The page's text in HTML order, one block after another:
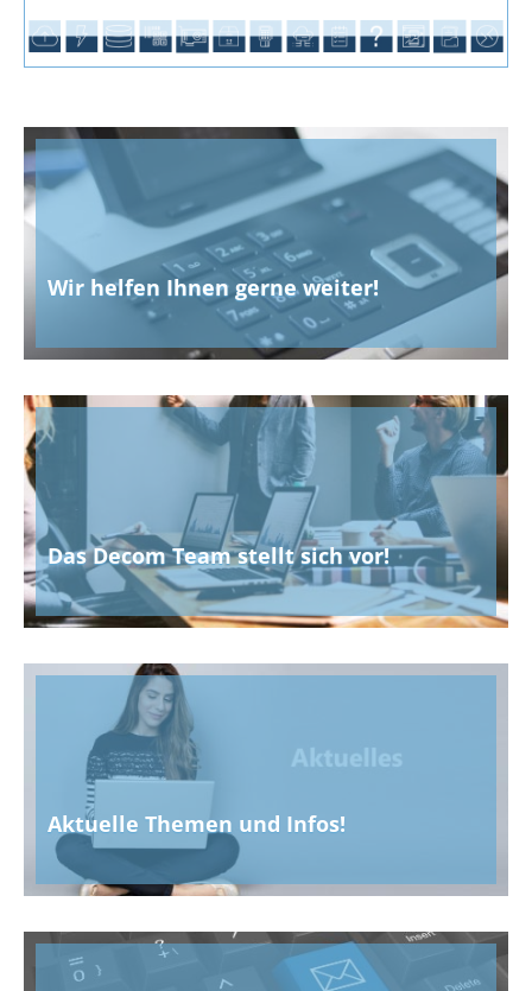
Wir helfen Ihnen gerne weiter!
Das Decom Team stellt sich vor!
Aktuelle Themen und Infos!